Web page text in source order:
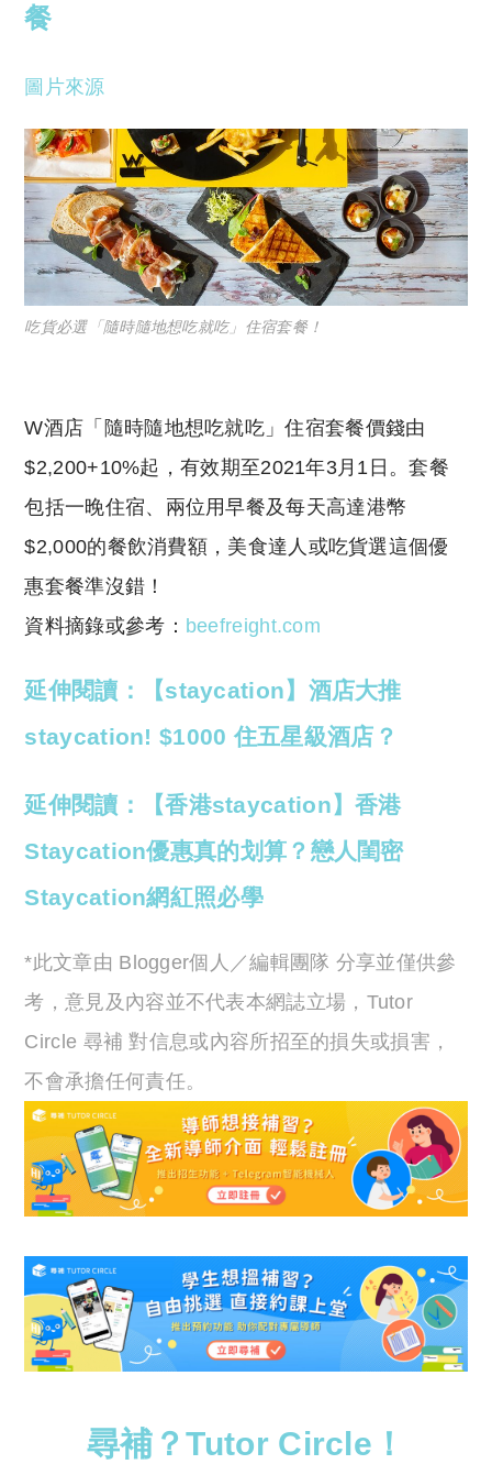
餐
圖片來源
吃貨必選「隨時隨地想吃就吃」住宿套餐！
W酒店「隨時隨地想吃就吃」住宿套餐價錢由
$2,200+10%起，有效期至2021年3月1日。套餐
包括一晚住宿、兩位用早餐及每天高達港幣
$2,000的餐飲消費額，美食達人或吃貨選這個優
惠套餐準沒錯！
資料摘錄或參考： beefreight.com
延伸閱讀：【staycation】酒店大推
staycation! $1000 住五星級酒店？
延伸閱讀：【香港staycation】香港
Staycation優惠真的划算？戀人閨密
Staycation網紅照必學
*此文章由 Blogger個人／編輯團隊 分享並僅供參
考，意見及內容並不代表本網誌立場，Tutor
Circle 尋補 對信息或內容所招至的損失或損害，
不會承擔任何責任。
尋補？Tutor Circle！